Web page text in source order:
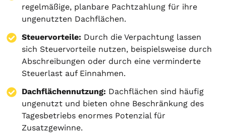
regelmäßige, planbare Pachtzahlung für ihre
ungenutzten Dachflächen.
Steuervorteile: Durch die Verpachtung lassen
sich Steuervorteile nutzen, beispielsweise durch
Abschreibungen oder durch eine verminderte
Steuerlast auf Einnahmen.
Dachflächennutzung: Dachflächen sind häufig
ungenutzt und bieten ohne Beschränkung des
Tagesbetriebs enormes Potenzial für
Zusatzgewinne.